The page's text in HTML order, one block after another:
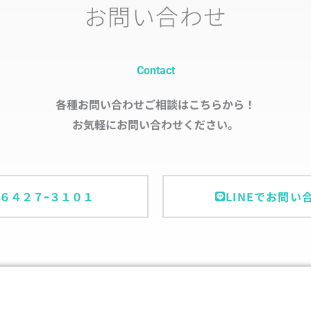
お問い合わせ
Contact
各種お問い合わせご相談はこちらから！
お気軽にお問い合わせください。
４２７ｰ３１０１ LINEでお問い